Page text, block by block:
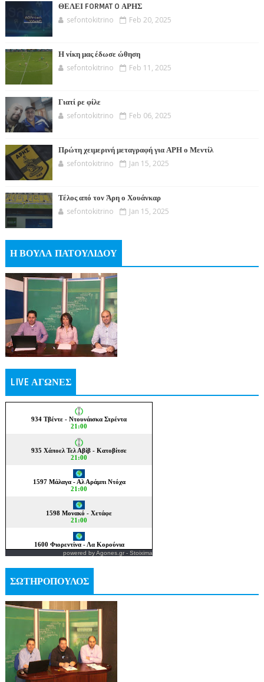
ΘΕΛΕΙ FORMAT O ΑΡΗΣ
sefontokitrino Feb 20, 2025
Η νίκη μας έδωσε ώθηση
sefontokitrino Feb 11, 2025
Γιατί ρε φίλε
sefontokitrino Feb 06, 2025
Πρώτη χειμερινή μεταγραφή για ΑΡΗ ο Μεντίλ
sefontokitrino Jan 15, 2025
Τέλος από τον Άρη ο Χουάνκαρ
sefontokitrino Jan 15, 2025
Η ΒΟΥΛΑ ΠΑΤΟΥΛΙΔΟΥ
LIVE ΑΓΩΝΕΣ
powered byAgones.gr- Stoixima
ΣΩΤΗΡΟΠΟΥΛΟΣ